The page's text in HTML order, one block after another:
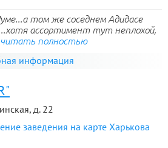
том же соседнем Адидасе
ассортимент тут неплохой,
читать полностью
информация
д. 22
заведения на карте Харькова